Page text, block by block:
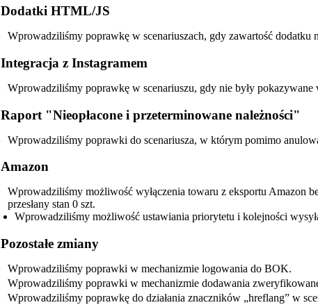
Dodatki HTML/JS
Wprowadziliśmy poprawkę w scenariuszach, gdy zawartość dodatku
Integracja z Instagramem
Wprowadziliśmy poprawkę w scenariuszu, gdy nie były
Raport "Nieopłacone i przeterminowane należności"
Wprowadziliśmy poprawki do scenariusza, w którym pomimo
Amazon
Wprowadziliśmy możliwość wyłączenia towaru z eksportu Amazon
przesłany stan 0 szt.
Wprowadziliśmy możliwość ustawiania priorytetu i kolejności
Pozostałe zmiany
Wprowadziliśmy poprawki w mechanizmie logowania do BOK.
Wprowadziliśmy poprawki w mechanizmie dodawania
Wprowadziliśmy poprawkę do działania znaczników „hreflang” w